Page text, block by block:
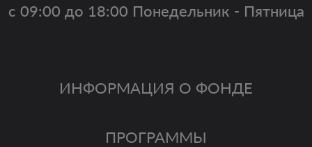
ИНФОРМАЦИЯ О ФОНДЕ
ПРОГРАММЫ
с 09:00 до 18:00 Понедельник - Пятница